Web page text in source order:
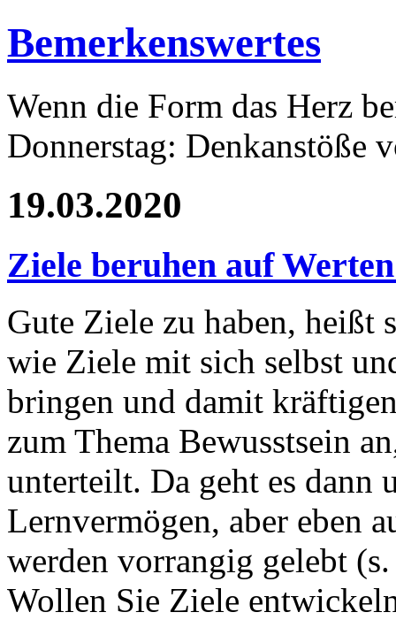
Bemerkenswertes
Wenn die Form das Herz
Donnerstag: Denkanstöße
19.03.2020
Ziele beruhen auf
Gute Ziele zu haben, heißt
wie Ziele mit sich selbst
bringen und damit
zum Thema Bewusstsein
unterteilt. Da geht es dann
Lernvermögen, aber eben
werden vorrangig gelebt
Wollen Sie Ziele